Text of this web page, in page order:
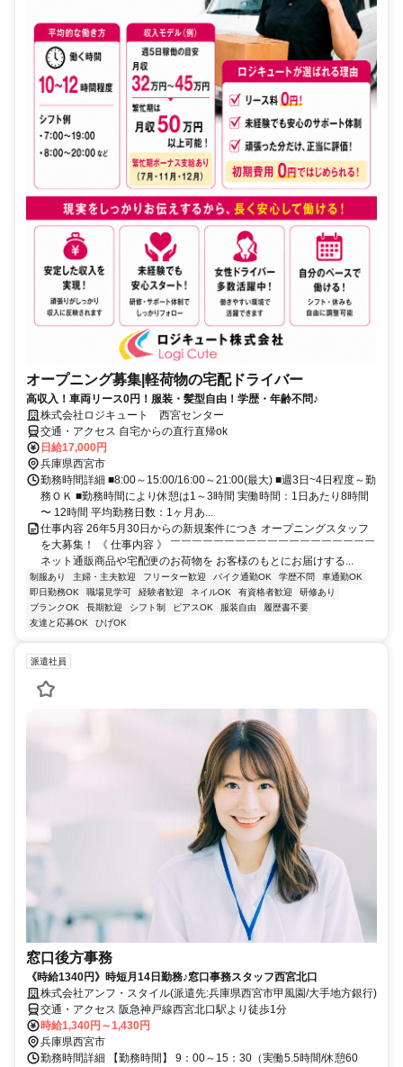
オープニング募集|軽荷物の宅配ドライバー
高収入！車両リース0円！服装・髪型自由！学歴・年齢不問♪
株式会社ロジキュート 西宮センター
交通・アクセス 自宅からの直行直帰ok
日給17,000円
兵庫県西宮市
勤務時間詳細 ■8:00～15:00/16:00～21:00(最大) ■週3日~4日程度～勤
務ＯＫ ■勤務時間により休憩は1～3時間 実働時間：1日あたり8時間
〜 12時間 平均勤務日数：1ヶ月あ...
仕事内容 26年5月30日からの新規案件につき オープニングスタッフ
を大募集！ 《 仕事内容 》 ￣￣￣￣￣￣￣￣￣￣￣￣￣￣￣￣￣￣￣
ネット通販商品や宅配便のお荷物を お客様のもとにお届けする...
制服あり 主婦・主夫歓迎 フリーター歓迎 バイク通勤OK 学歴不問
車通勤OK
即日勤務OK
職場見学可 経験者歓迎 ネイルOK 有資格者歓迎
研修あり
ブランクOK
長期歓迎 シフト制 ピアスOK 服装自由
履歴書不要
友達と応募OK
ひげOK
派遣社員
窓口後方事務
《時給1340円》時短月14日勤務♪窓口事務スタッフ西宮北口
株式会社アンフ・スタイル(派遣先:兵庫県西宮市甲風園/大手地方銀行)
交通・アクセス 阪急神戸線西宮北口駅より徒歩1分
時給1,340円～1,430円
兵庫県西宮市
勤務時間詳細 【勤務時間】 9：00～15：30（実働5.5時間/休憩60